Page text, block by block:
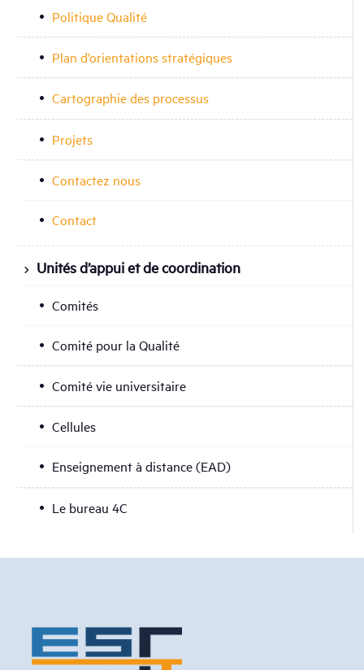
Politique Qualité
Plan d’orientations stratégiques
Cartographie des processus
Projets
Contactez nous
Contact
Unités d’appui et de coordination
Comités
Comité pour la Qualité
Comité vie universitaire
Cellules
Enseignement à distance (EAD)
Le bureau 4C